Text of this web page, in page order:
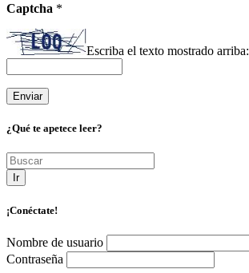
Captcha *
Escriba el texto mostrado arriba:
¿Qué te apetece leer?
Ir
¡Conéctate!
Nombre de usuario
Contraseña